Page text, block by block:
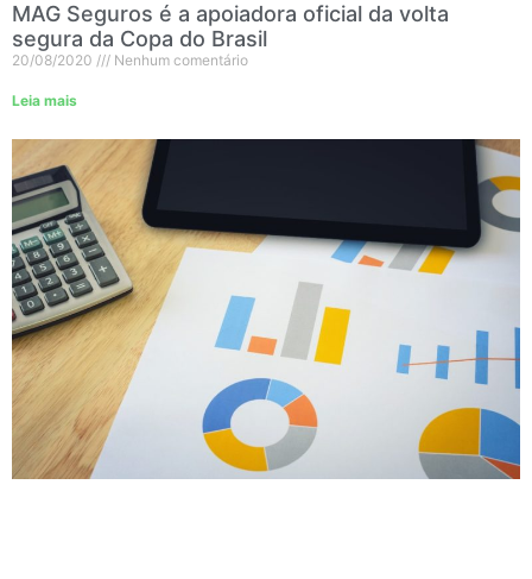
MAG Seguros é a apoiadora oficial da volta
segura da Copa do Brasil
20/08/2020 Nenhum comentário
Leia mais